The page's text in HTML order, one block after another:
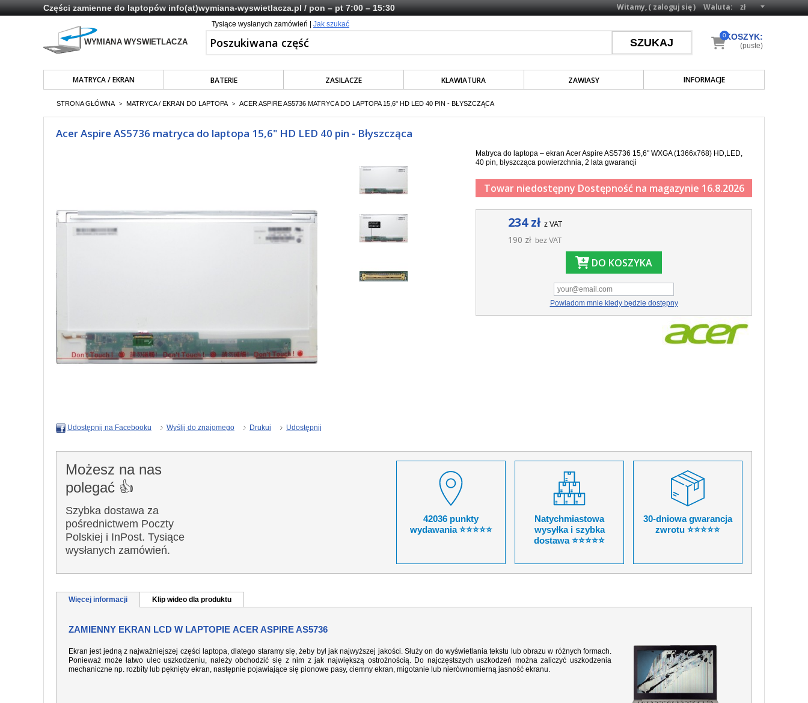
Części zamienne do laptopówinfo(at)wymiana-wyswietlacza.pl/ pon – pt 7:00 – 15:30 Waluta:
Witamy, (zaloguj się)
Tysiące wysłanych zamówień | Jak szukać
MATRYCA / EKRAN BATERIE ZASILACZE KLAWIATURA ZAWIASY INFORMACJE
KOSZYK:
0
(puste)
STRONA GŁÓWNA > MATRYCA / EKRAN DO LAPTOPA > ACER ASPIRE AS5736 MATRYCA DO LAPTOPA 15,6" HD LED 40 PIN - BŁYSZCZĄCA
Acer Aspire AS5736 matryca do laptopa 15,6" HD LED 40 pin - Błyszcząca
Matryca do laptopa – ekran Acer Aspire AS5736 15,6" WXGA (1366x768) HD,LED,
40 pin, błyszcząca powierzchnia, 2 lata gwarancji
Towar niedostępny Dostępność na magazynie 16.8.2026
234 zł z VAT
190 zł bez VAT
DO KOSZYKA
Powiadom mnie kiedy będzie dostępny
Udostępnij na Facebooku Wyślij do znajomego Drukuj Udostępnij
Możesz na nas
polegać 👍
Szybka dostawa za
pośrednictwem Poczty
Polskiej i InPost. Tysiące
wysłanych zamówień.
42036 punkty
wydawania ⭐⭐⭐⭐⭐
Natychmiastowa
wysyłka i szybka
dostawa ⭐⭐⭐⭐⭐
30-dniowa gwarancja
zwrotu ⭐⭐⭐⭐⭐
Więcej informacji Klip wideo dla produktu
ZAMIENNY EKRAN LCD W LAPTOPIE ACER ASPIRE AS5736
Ekran jest jedną z najważniejszej części laptopa, dlatego staramy się, żeby był jak najwyższej jakości. Służy on do wyświetlania tekstu lub obrazu w różnych formach.
Ponieważ może łatwo ulec uszkodzeniu, należy obchodzić się z nim z jak największą ostrożnością. Do najczęstszych uszkodzeń można zaliczyć uszkodzenia
mechaniczne np. rozbity lub pęknięty ekran, następnie pojawiające się pionowe pasy, ciemny ekran, migotanie lub nierównomierną jasność ekranu.